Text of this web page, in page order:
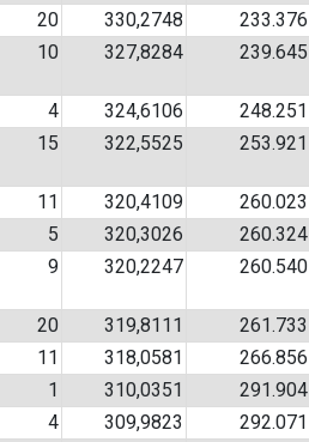
20 330,2748 233.376
10 327,8284 239.645
4 324,6106 248.251
15 322,5525 253.921
11 320,4109
260.023
5 320,3026 260.324
9 320,2247 260.540
20 319,8111 261.733
11 318,0581
266.856
1 310,0351 291.904
4 309,9823 292.071